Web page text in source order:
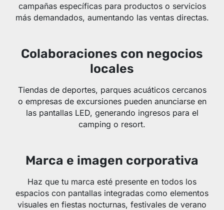
campañas específicas para productos o servicios
más demandados, aumentando las ventas directas.
Colaboraciones con negocios
locales
Tiendas de deportes, parques acuáticos cercanos
o empresas de excursiones pueden anunciarse en
las pantallas LED, generando ingresos para el
camping o resort.
Marca e imagen corporativa
Haz que tu marca esté presente en todos los
espacios con pantallas integradas como elementos
visuales en fiestas nocturnas, festivales de verano